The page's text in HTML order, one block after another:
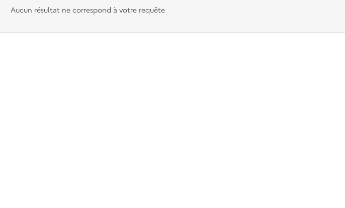
Aucun résultat ne correspond à votre requête